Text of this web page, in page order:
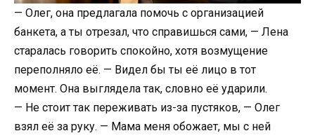
— Олег, она предлагала помочь с организацией
банкета, а ты отрезал, что справишься сами, — Лена
старалась говорить спокойно, хотя возмущение
переполняло её. — Видел бы ты её лицо в тот
момент. Она выглядела так, словно её ударили.
— Не стоит так переживать из-за пустяков, — Олег
взял её за руку. — Мама меня обожает, мы с ней